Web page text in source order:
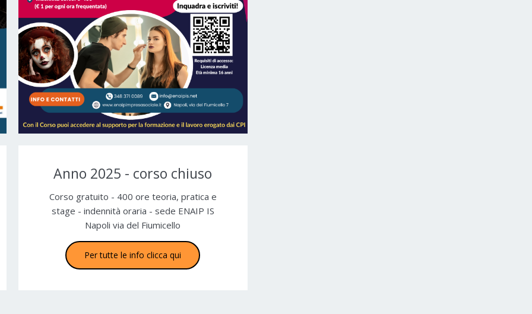
Anno 2025 - corso chiuso
Corso gratuito - 400 ore teoria, pratica e
stage - indennità oraria - sede ENAIP IS
Napoli via del Fiumicello
Per tutte le info clicca qui